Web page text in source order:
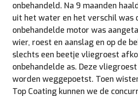
onbehandeld. Na 9 maanden
uit het water en het verschil was
onbehandelde motor was
wier, roest en aanslag en op de
slechts een beetje vliegroest
onbehandelde as. Deze
worden weggepoetst. Toen
Top Coating kunnen we de